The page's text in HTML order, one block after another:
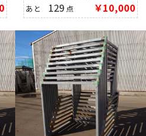
あと 129 点 ￥10,000